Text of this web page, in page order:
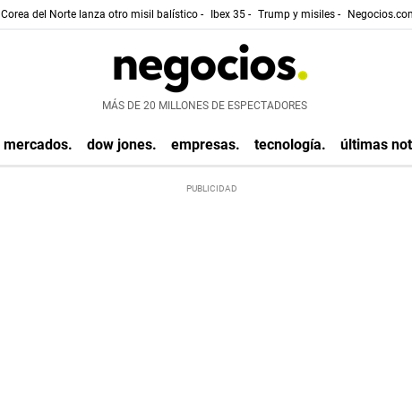
Corea del Norte lanza otro misil balístico - Ibex 35 - Trump y misiles -
MÁS DE 20 MILLONES DE ESPECTADORES
mercados. dow jones. empresas. tecnología. últimas